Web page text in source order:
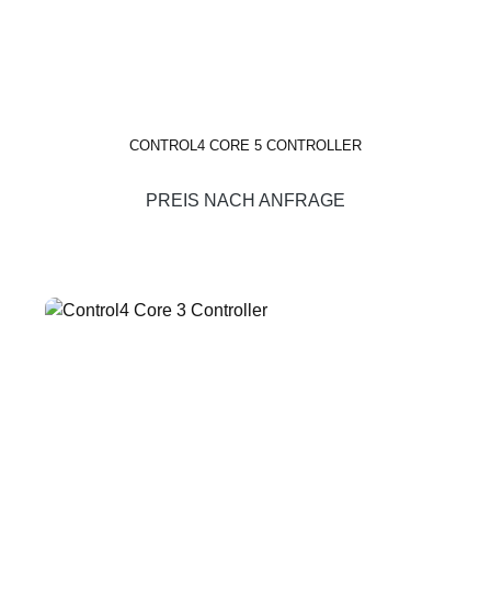
CONTROL4 CORE 5 CONTROLLER
PREIS NACH ANFRAGE